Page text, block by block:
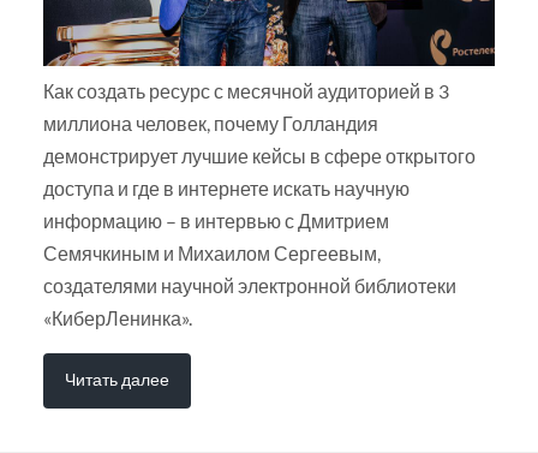
Как создать ресурс с месячной аудиторией в 3
миллиона человек, почему Голландия
демонстрирует лучшие кейсы в сфере открытого
доступа и где в интернете искать научную
информацию – в интервью с Дмитрием
Семячкиным и Михаилом Сергеевым,
создателями научной электронной библиотеки
«КиберЛенинка».
Читать далее